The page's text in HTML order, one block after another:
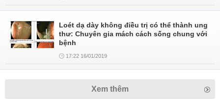
Loét dạ dày không điều trị có thể thành ung
thư: Chuyên gia mách cách sống chung với
bệnh
17:22 16/01/2019
Xem thêm